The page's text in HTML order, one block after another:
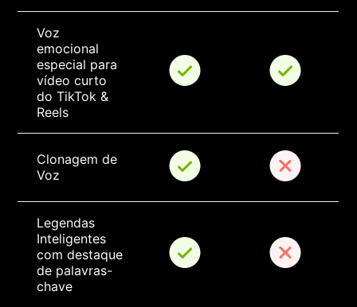
Voz
emocional
especial para
vídeo curto
do TikTok &
Reels
Clonagem de
Voz
Legendas
Inteligentes
com destaque
de palavras-
chave